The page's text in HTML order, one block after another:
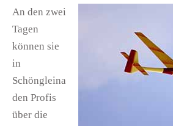
An den zwei
Tagen
können sie
in
Schöngleina
den Profis
über die